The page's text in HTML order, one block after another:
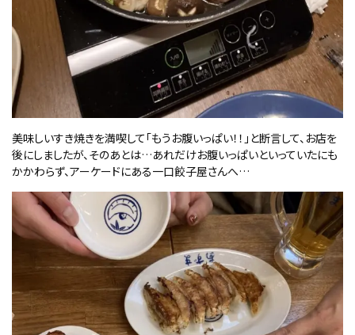
美味しいすき焼きを満喫して「もうお腹いっぱい！！」と断言して、お店を
後にしましたが、そのあとは…あれだけお腹いっぱいといっていたにも
かかわらず、アーケードにある一口餃子屋さんへ…